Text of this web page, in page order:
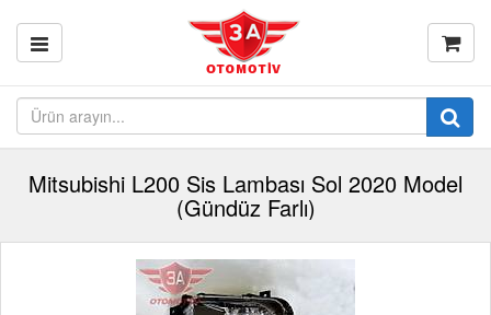
Mitsubishi L200 Sis Lambası Sol 2020 Model
(Gündüz Farlı)